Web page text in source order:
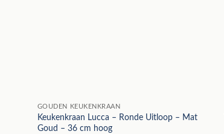
GOUDEN KEUKENKRAAN
Keukenkraan Lucca – Ronde Uitloop – Mat
Goud – 36 cm hoog